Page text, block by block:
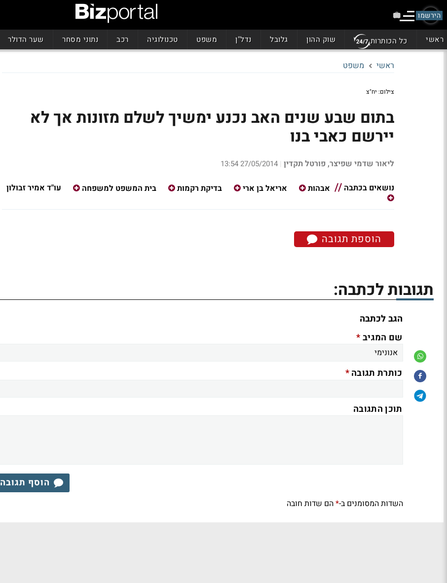
הירשמו
ראשי כל הכותרות שוק ההון גלובל נדל"ן משפט טכנולוגיה רכב נתוני מסחר שער הדולר
ראשי משפט
צילום: יח"צ
בתום שבע שנים האב נכנע ימשיך לשלם מזונות אך לא
יירשם כאבי בנו
ליאור שדמי שפיצר, פורטל תקדין |
27/05/2014 13:54
נושאים בכתבה אבהות אריאל בן ארי בדיקת רקמות בית המשפט למשפחה עו"ד אמיר זבולון
הוספת תגובה
תגובות לכתבה:
הגב לכתבה
שם המגיב*
כותרת תגובה*
תוכן התגובה
הוסף תגובה
השדות המסומנים ב-*הם שדות חובה